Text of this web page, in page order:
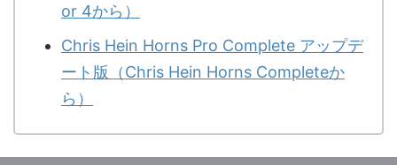
or 4から）
Chris Hein Horns Pro Complete アップデ
ート版（Chris Hein Horns Completeか
ら）